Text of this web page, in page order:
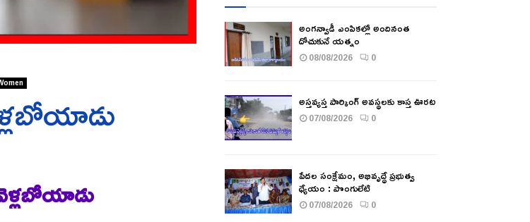
అంగన్వాడీ ఎంపికల్లో అందినంత
దోచుకునే యత్నం
08/08/2026 0
అస్తవ్యస్త పార్కింగ్ అవస్థలకు కాస్త ఊరట
07/08/2026 0
పేదల సంక్షేమం, అభివృద్ధే ప్రభుత్వ
ధ్యేయం : పొంగులేటి
07/08/2026 0